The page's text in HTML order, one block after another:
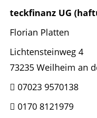
teckfinanz UG
Florian Platten
Lichtensteinweg 4
73235 Weilheim an
07023 9570138
0170 8121979